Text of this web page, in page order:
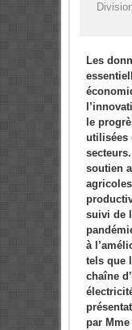
Les
le
utilisées
soutien
suivi de
à
tels que
chaîne
par